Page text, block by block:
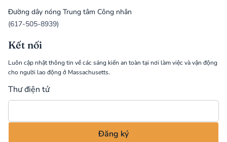
Đường dây nóng Trung tâm Công nhân
(617-505-8939)
Kết nối
Luôn cập nhật thông tin về các sáng kiến an toàn tại nơi làm việc và vận động
cho người lao động ở Massachusetts.
Thư điện tử